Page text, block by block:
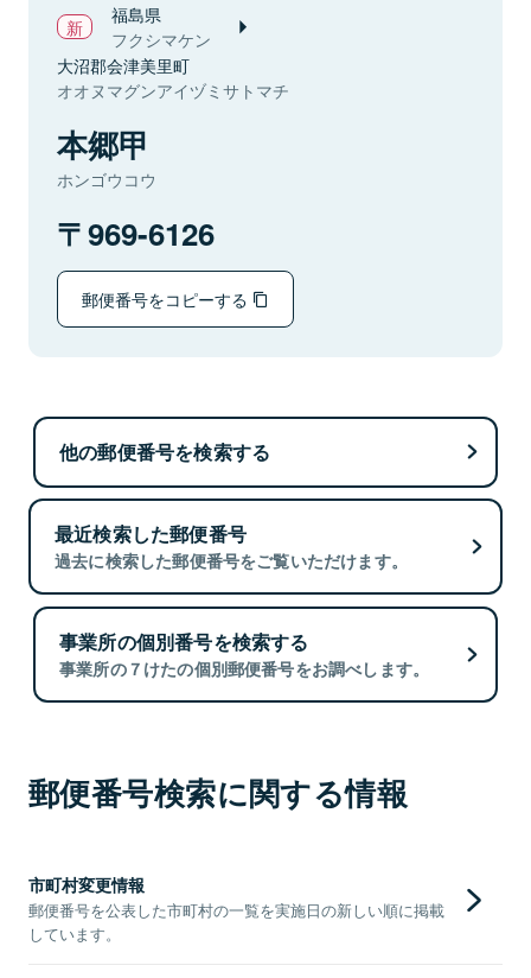
福島県
フクシマケン
大沼郡会津美里町
オオヌマグンアイヅミサトマチ
本郷甲
ホンゴウコウ
969-6126
郵便番号をコピーする
他の郵便番号を検索する
最近検索した郵便番号
過去に検索した郵便番号をご覧いただけます。
事業所の個別番号を検索する
事業所の７けたの個別郵便番号をお調べします。
郵便番号検索に関する情報
市町村変更情報
郵便番号を公表した市町村の一覧を実施日の新しい順に掲載
しています。